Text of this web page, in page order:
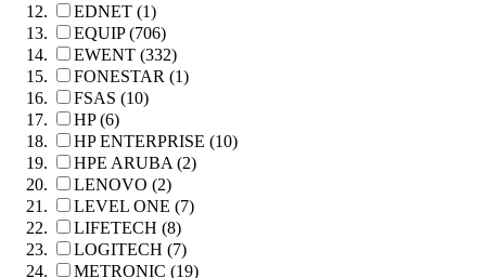
EDNET (1)
EQUIP (706)
EWENT (332)
FONESTAR (1)
FSAS (10)
HP (6)
HP ENTERPRISE (10)
HPE ARUBA (2)
LENOVO (2)
LEVEL ONE (7)
LIFETECH (8)
LOGITECH (7)
METRONIC (19)